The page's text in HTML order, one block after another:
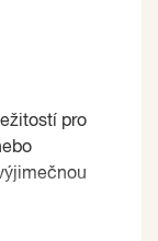
pro